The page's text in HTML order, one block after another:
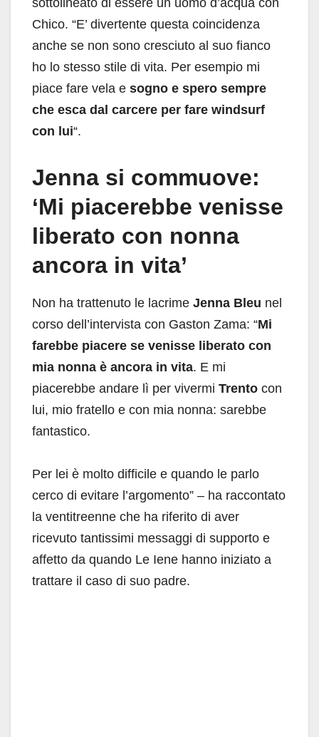
Chico. “E’ divertente questa coincidenza
anche se non sono cresciuto al suo fianco
ho lo stesso stile di vita. Per esempio mi
piace fare vela e sogno e spero sempre
che esca dal carcere per fare windsurf
con lui“.
Jenna si commuove:
‘Mi piacerebbe venisse
liberato con nonna
ancora in vita’
Non ha trattenuto le lacrime Jenna Bleu nel
corso dell’intervista con Gaston Zama: “Mi
farebbe piacere se venisse liberato con
mia nonna è ancora in vita. E mi
piacerebbe andare lì per vivermi Trento con
lui, mio fratello e con mia nonna: sarebbe
fantastico.
Per lei è molto difficile e quando le parlo
cerco di evitare l’argomento” – ha raccontato
la ventitreenne che ha riferito di aver
ricevuto tantissimi messaggi di supporto e
affetto da quando Le Iene hanno iniziato a
trattare il caso di suo padre.